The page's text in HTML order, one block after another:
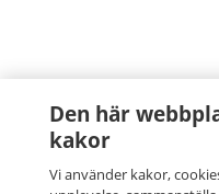
Den här
kakor
Vi använder kakor,